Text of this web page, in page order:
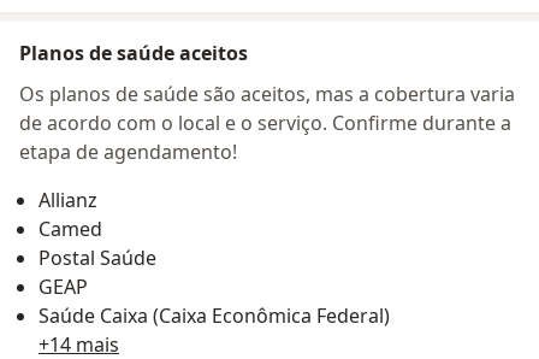
Planos de saúde aceitos
Os planos de saúde são aceitos, mas a cobertura varia
de acordo com o local e o serviço. Confirme durante a
etapa de agendamento!
Allianz
Camed
Postal Saúde
GEAP
Saúde Caixa (Caixa Econômica Federal)
+14 mais